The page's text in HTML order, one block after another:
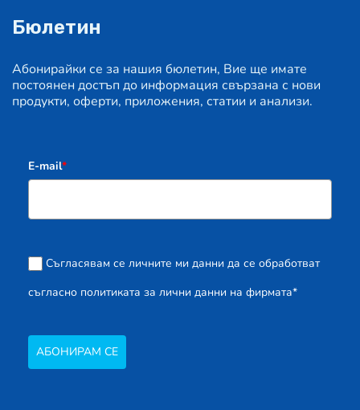
Бюлетин
Абонирайки се за нашия бюлетин, Вие ще имате
постоянен достъп до информация свързана с нови
продукти, оферти, приложения, статии и анализи.
E-mail*
Съгласявам се личните ми данни да се обработват
съгласно политиката за лични данни на фирмата*
АБОНИРАМ СЕ